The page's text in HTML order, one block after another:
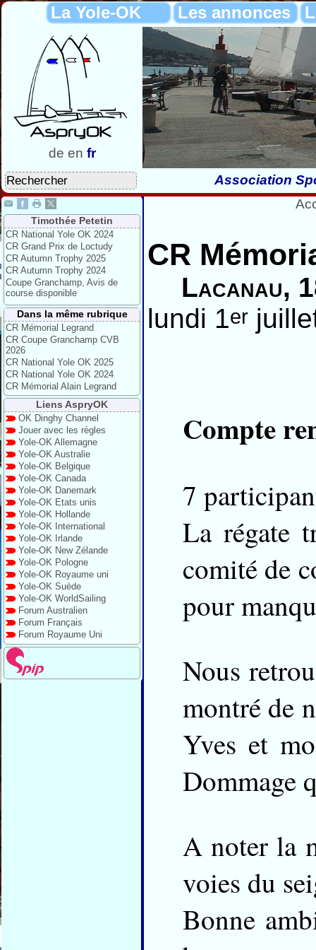
La Yole-OK Les annonces
de en fr
Association
Timothée Petetin
CR National Yole OK 2024
CR Grand Prix de Loctudy
CR Autumn Trophy 2025
CR Autumn Trophy 2024
Coupe Granchamp, Avis de
course disponible
Dans la même rubrique
CR Mémorial Legrand
CR Coupe Granchamp CVB
2026
CR National Yole OK 2025
CR National Yole OK 2024
CR Mémorial Alain Legrand
Liens AspryOK
OK Dinghy Channel
Jouer avec les règles
Yole-OK Allemagne
Yole-OK Australie
Yole-OK Belgique
Yole-OK Canada
Yole-OK Danemark
Yole-OK Etats unis
Yole-OK Hollande
Yole-OK International
Yole-OK Irlande
Yole-OK New Zélande
Yole-OK Pologne
Yole-OK Royaume uni
Yole-OK Suède
Yole-OK WorldSailing
Forum Australien
Forum Français
Forum Royaume Uni
CR
Lacanau,
lundi 1er
Compte
7
La régate
comité de
pour
Nous
montré de
Yves et
Dommage
A noter la
voies du
Bonne